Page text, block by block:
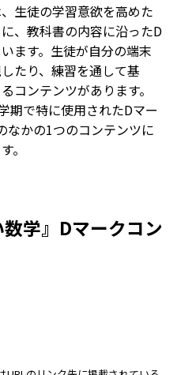
生徒の学習意欲を高めた
、教科書の内容に沿ったD
ます。生徒が自分の端末
たり、練習を通して基
コンテンツがあります。
期で特に使用されたDマー
なかの1つのコンテンツに
。
学』Dマークコン